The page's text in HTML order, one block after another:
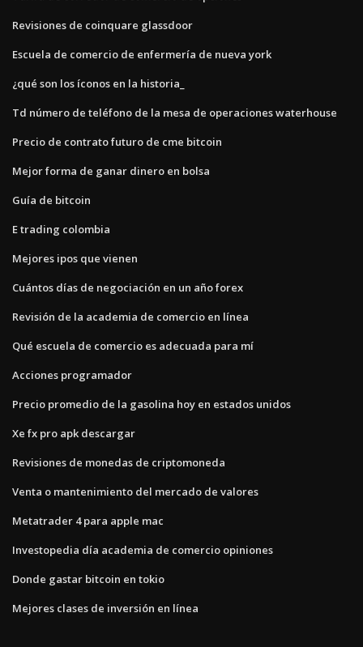
Revisiones de coinquare glassdoor
Escuela de comercio de enfermería de nueva york
¿qué son los íconos en la historia_
Td número de teléfono de la mesa de operaciones waterhouse
Precio de contrato futuro de cme bitcoin
Mejor forma de ganar dinero en bolsa
Guía de bitcoin
E trading colombia
Mejores ipos que vienen
Cuántos días de negociación en un año forex
Revisión de la academia de comercio en línea
Qué escuela de comercio es adecuada para mí
Acciones programador
Precio promedio de la gasolina hoy en estados unidos
Xe fx pro apk descargar
Revisiones de monedas de criptomoneda
Venta o mantenimiento del mercado de valores
Metatrader 4 para apple mac
Investopedia día academia de comercio opiniones
Donde gastar bitcoin en tokio
Mejores clases de inversión en línea